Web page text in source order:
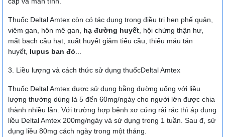
Thuốc Deltal Amtex còn có tác dụng trong điều trị hen phế quản,
viêm gan, hôn mê gan, hạ đường huyết, hội chứng thận hư,
mất bạch cầu hạt, xuất huyết giảm tiểu cầu, thiếu máu tán
huyết, lupus ban đỏ...
3. Liều lượng và cách thức sử dụng thuốcDeltal Amtex
Thuốc Deltal Amtex được sử dụng bằng đường uống với liều
lượng thường dùng là 5 đến 60mg/ngày cho người lớn được chia
thành nhiều lần. Với trường hợp bệnh xơ cứng rải rác thì áp dụng
liều Deltal Amtex 200mg/ngày và sử dụng trong 1 tuần. Sau đ, sử
dụng liều 80mg cách ngày trong một tháng.